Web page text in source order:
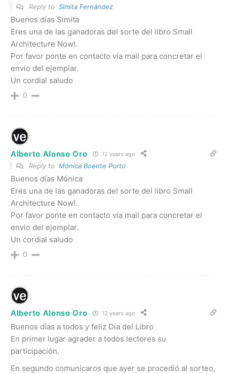
Reply to Simita Fernández
Buenos días Simita
Eres una de las ganadoras del sorte del libro Small
Architecture Now!.
Por favor ponte en contacto vía mail para concretar el
envio del ejemplar.
Un cordial saludo
0
Alberto Alonso Oro 12 years ago
Reply to Mónica Boente Porto
Buenos días Mónica
Eres una de las ganadoras del sorte del libro Small
Architecture Now!.
Por favor ponte en contacto vía mail para concretar el
envio del ejemplar.
Un cordial saludo
0
Alberto Alonso Oro 12 years ago
Buenos días a todos y feliz Día del Libro
En primer lugar agrader a todos lectores su
participación.
En segundo comunicaros que ayer se procedió al sorteo,